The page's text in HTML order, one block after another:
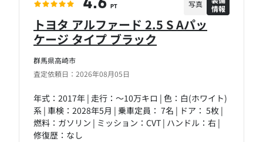
群馬県高崎市
査定依頼日：2026年08月05日
トヨタ アルファード 2.5 S Aパッ
ケージ タイプ ブラック
年式：2017年 | 走行：～10万キロ | 色：白(ホワイト)
系 | 車検：2028年5月 | 乗車定員： 7名 | ドア： 5枚 |
燃料：ガソリン | ミッション：CVT | ハンドル：右 |
修復歴：なし
4.6 PT 写真
情報